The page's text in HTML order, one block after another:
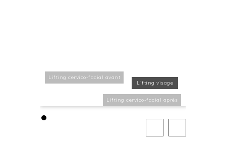
Lifting cervico-facial avant
Lifting visage
Lifting cervico-facial après